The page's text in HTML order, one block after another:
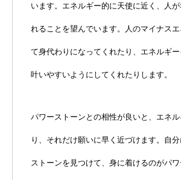
います。エネルギー的に天使に近く、人が
れることを望んでいます。人のマイナス
て身代わりになってくれたり、エネルギ
叶いやすいようにしてくれたりします。
パワーストーンとの相性が良いと、エネ
り、それだけ願いに早く近づけます。自
ストーンを見つけて、身に着けるのがパ